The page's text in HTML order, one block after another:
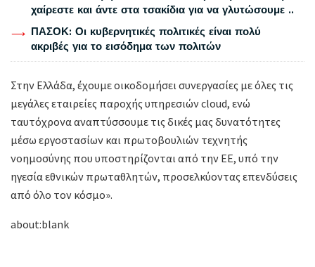
χαίρεστε και άντε στα τσακίδια για να γλυτώσουμε ..
ΠΑΣΟΚ: Οι κυβερνητικές πολιτικές είναι πολύ
ακριβές για το εισόδημα των πολιτών
Στην Ελλάδα, έχουμε οικοδομήσει συνεργασίες με όλες τις
μεγάλες εταιρείες παροχής υπηρεσιών cloud, ενώ
ταυτόχρονα αναπτύσσουμε τις δικές μας δυνατότητες
μέσω εργοστασίων και πρωτοβουλιών τεχνητής
νοημοσύνης που υποστηρίζονται από την ΕΕ, υπό την
ηγεσία εθνικών πρωταθλητών, προσελκύοντας επενδύσεις
από όλο τον κόσμο».
about:blank